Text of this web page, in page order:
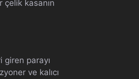
kasanın
parayı
ve kalıcı